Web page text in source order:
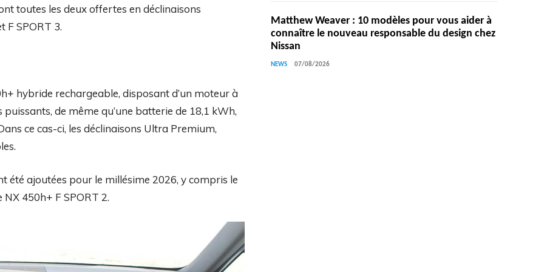
toutes les deux offertes en déclinaisons
F SPORT 3.
hybride rechargeable, disposant d’un moteur à
de même qu’une batterie de 18,1 kWh,
ce cas-ci, les déclinaisons Ultra Premium,
été ajoutées pour le millésime 2026, y compris le
NX 450h+ F SPORT 2.
Matthew Weaver : 10 modèles pour vous aider à
connaître le nouveau responsable du design chez
Nissan
NEWS 07/08/2026